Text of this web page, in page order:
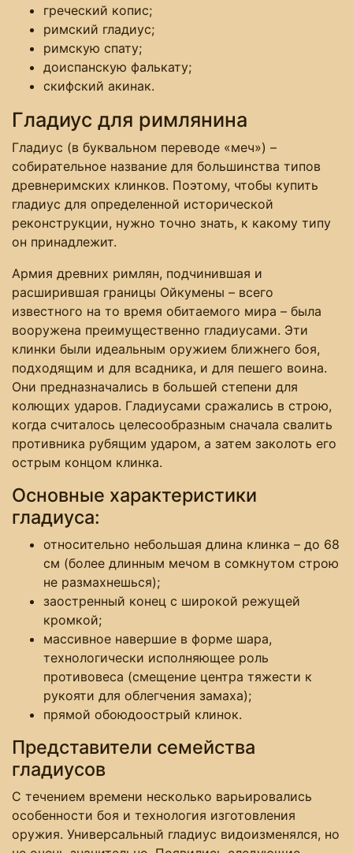
греческий копис;
римский гладиус;
римскую спату;
доиспанскую фалькату;
скифский акинак.
Гладиус для римлянина
Гладиус (в буквальном переводе «меч») –
собирательное название для большинства типов
древнеримских клинков. Поэтому, чтобы купить
гладиус для определенной исторической
реконструкции, нужно точно знать, к какому типу
он принадлежит.
Армия древних римлян, подчинившая и
расширившая границы Ойкумены – всего
известного на то время обитаемого мира – была
вооружена преимущественно гладиусами. Эти
клинки были идеальным оружием ближнего боя,
подходящим и для всадника, и для пешего воина.
Они предназначались в большей степени для
колющих ударов. Гладиусами сражались в строю,
когда считалось целесообразным сначала свалить
противника рубящим ударом, а затем заколоть его
острым концом клинка.
Основные характеристики
гладиуса:
относительно небольшая длина клинка – до 68
см (более длинным мечом в сомкнутом строю
не размахнешься);
заостренный конец с широкой режущей
кромкой;
массивное навершие в форме шара,
технологически исполняющее роль
противовеса (смещение центра тяжести к
рукояти для облегчения замаха);
прямой обоюдоострый клинок.
Представители семейства
гладиусов
С течением времени несколько варьировались
особенности боя и технология изготовления
оружия. Универсальный гладиус видоизменялся, но